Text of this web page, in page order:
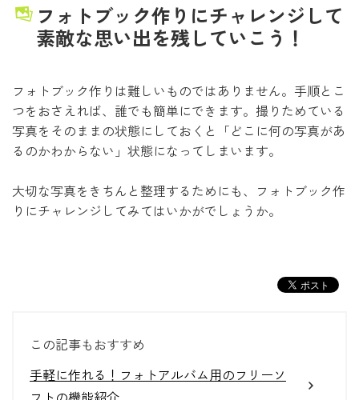
フォトブック作りにチャレンジして
素敵な思い出を残していこう！
フォトブック作りは難しいものではありません。手順とこ
つをおさえれば、誰でも簡単にできます。撮りためている
写真をそのままの状態にしておくと「どこに何の写真があ
るのかわからない」状態になってしまいます。
大切な写真をきちんと整理するためにも、フォトブック作
りにチャレンジしてみてはいかがでしょうか。
この記事もおすすめ
手軽に作れる！フォトアルバム用のフリーソ